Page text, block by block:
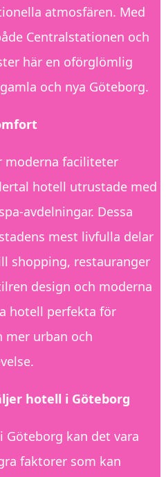
atmosfären. Med
Centralstationen och
här en oförglömlig
och nya Göteborg.
moderna faciliteter
hotell utrustade med
avdelningar. Dessa
mest livfulla delar
shopping, restauranger
design och moderna
hotell perfekta för
mer urban och
hotell i Göteborg
kan det vara
faktorer som kan